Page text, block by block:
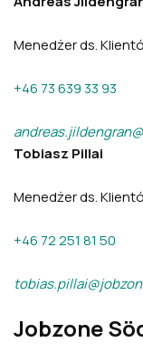
Menedżer ds.
+46 73 639 33 93
Tobiasz Pillai
Menedżer ds.
+46 72 251 81 50
Jobzone